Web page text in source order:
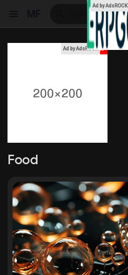
My Events
Discover Blogs
My Blogs
Discover Market
Ad by AdsROCK x
Food
Ad by AdsROCK